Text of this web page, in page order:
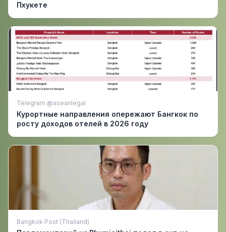
Пхукете
Telegram @aseanlegal
Курортные направления опережают Бангкок по
росту доходов отелей в 2026 году
Bangkok Post (Thailand)